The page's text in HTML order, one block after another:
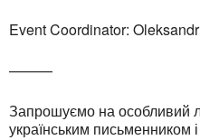
Event Coordinator:
———
Запрошуємо на особливий
українським